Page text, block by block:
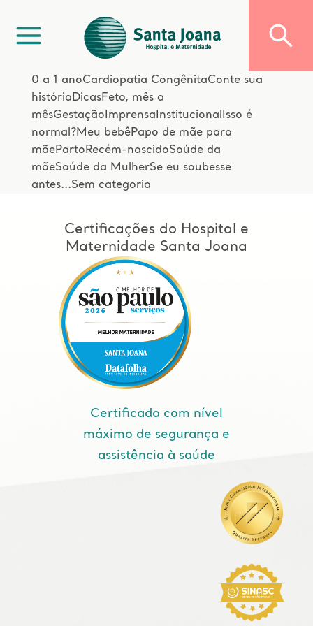
0 a 1 anoCardiopatia CongênitaConte sua
história DicasFeto, mês a
mêsGestação Imprensa Institucional
Isso é
normal?Meu bebêPapo de mãe para
mãeParto Recém-nascidoSaúde da
mãeSaúde da MulherSe eu soubesse
antes...Sem categoria
Certificações do Hospital e
Maternidade Santa Joana
Certificada com nível
máximo de segurança e
assistência à saúde